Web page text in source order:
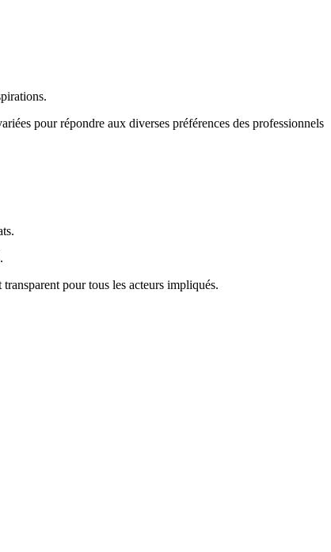
pour répondre aux diverses préférences des professionnels
pour tous les acteurs impliqués.